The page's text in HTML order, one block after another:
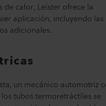
calor, Leister ofrece la
aplicación, incluyendo las
adicionales.
un mecánico automotriz o
tubos termoretráctiles se